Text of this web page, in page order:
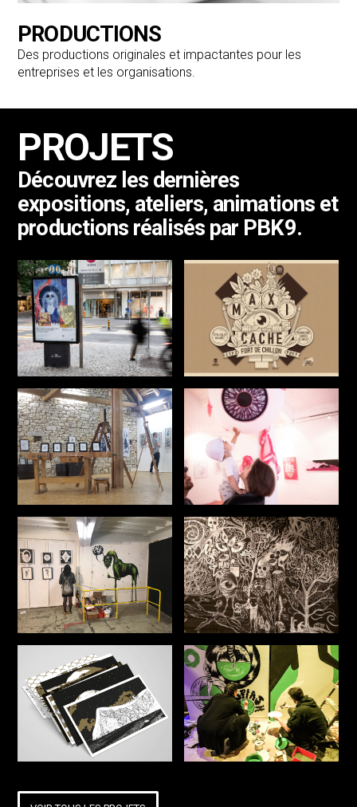
PRODUCTIONS
Des productions originales et impactantes pour les
entreprises et les organisations.
PROJETS
Découvrez les dernières
expositions, ateliers, animations et
productions réalisés par PBK9.